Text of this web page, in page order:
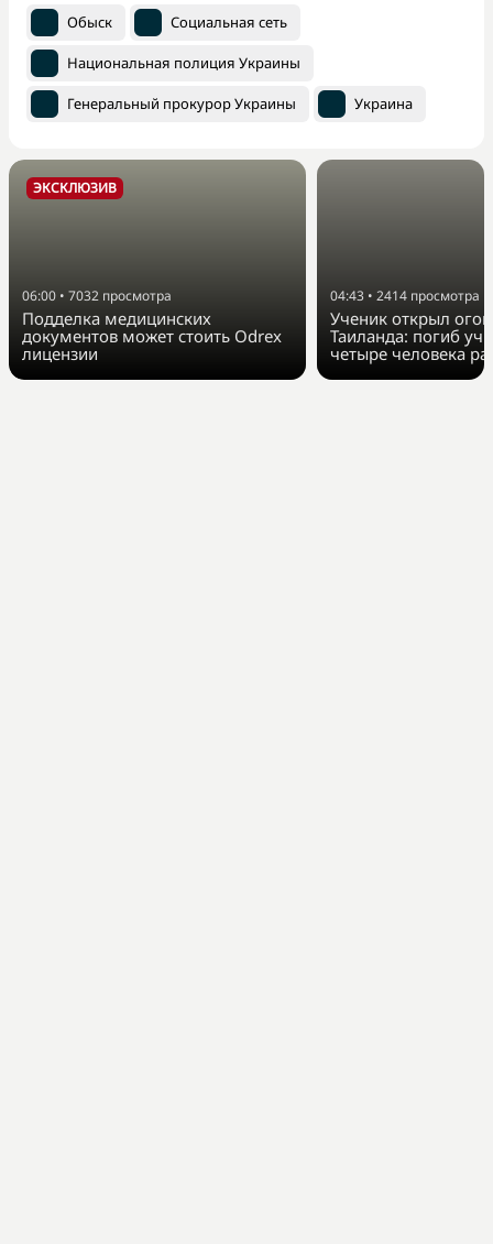
Обыск Социальная сеть
Национальная полиция Украины
Генеральный прокурор Украины Украина
ЭКСКЛЮЗИВ
06:00 • 7032 просмотра
Подделка медицинских
документов может стоить Odrex
лицензии
04:43 • 2414 просмотра
Ученик открыл
Таиланда: погиб
четыре человека